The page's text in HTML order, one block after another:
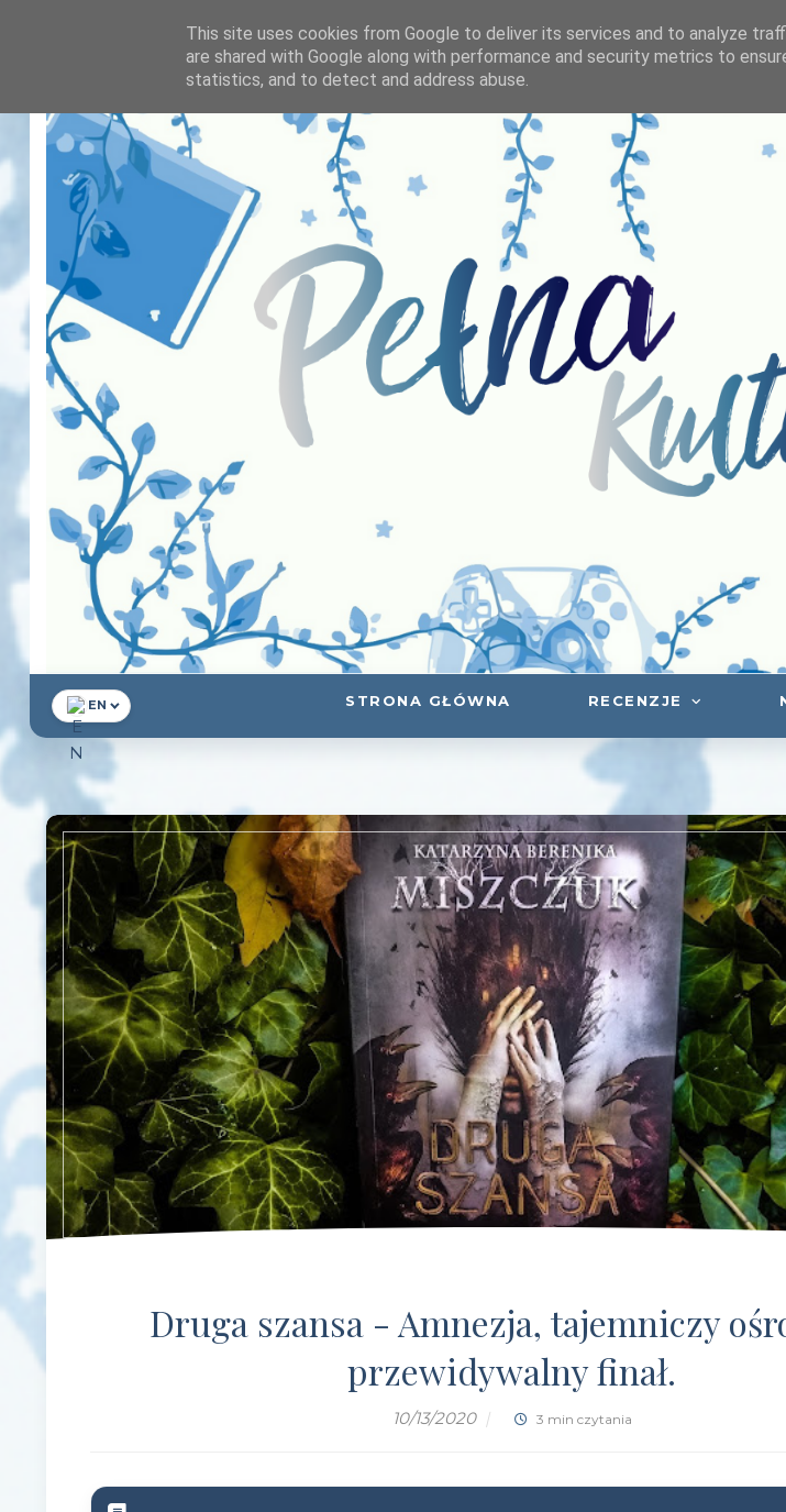
EN STRONA GŁÓWNA RECENZJE
Druga szansa - Amnezja, tajemniczy
przewidywalny finał.
10/13/2020 | 3 min czytania
This site uses cookies from Google to deliver its services and to analyze
are shared with Google along with performance and security metrics to
statistics, and to detect and address abuse.